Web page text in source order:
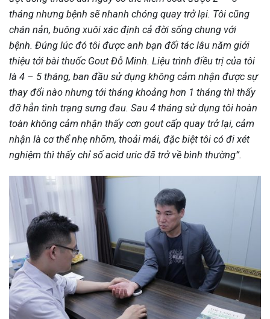
tháng nhưng bệnh sẽ nhanh chóng quay trở lại. Tôi cũng
chán nản, buông xuôi xác định cả đời sống chung với
bệnh. Đúng lúc đó tôi được anh bạn đối tác lâu năm giới
thiệu tới bài thuốc Gout Đỗ Minh. Liệu trình điều trị của tôi
là 4 – 5 tháng, ban đầu sử dụng không cảm nhận được sự
thay đổi nào nhưng tới tháng khoảng hơn 1 tháng thì thấy
đỡ hẳn tình trạng sưng đau. Sau 4 tháng sử dụng tôi hoàn
toàn không cảm nhận thấy cơn gout cấp quay trở lại, cảm
nhận là cơ thể nhẹ nhõm, thoải mái, đặc biệt tôi có đi xét
nghiệm thì thấy chỉ số acid uric đã trở về bình thường”.